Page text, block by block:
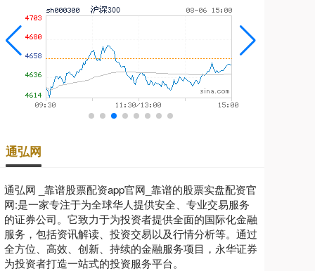
通弘网
通弘网 _靠谱股票配资app官网_靠谱的股票实盘配资官
网:是一家专注于为全球华人提供安全、专业交易服务
的证券公司。它致力于为投资者提供全面的国际化金融
服务，包括资讯解读、投资交易以及行情分析等。通过
全方位、高效、创新、持续的金融服务项目，永华证券
为投资者打造一站式的投资服务平台。